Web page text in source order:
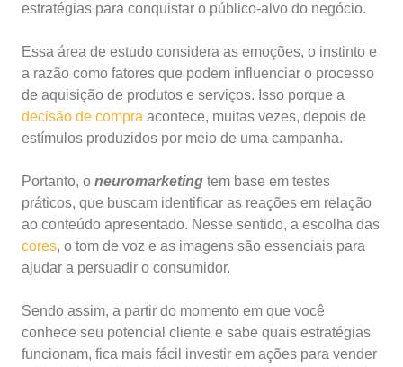
estratégias para conquistar o público-alvo do negócio.
Essa área de estudo considera as emoções, o instinto e
a razão como fatores que podem influenciar o processo
de aquisição de produtos e serviços. Isso porque a
decisão de compra acontece, muitas vezes, depois de
estímulos produzidos por meio de uma campanha.
Portanto, o neuromarketing tem base em testes
práticos, que buscam identificar as reações em relação
ao conteúdo apresentado. Nesse sentido, a escolha das
cores, o tom de voz e as imagens são essenciais para
ajudar a persuadir o consumidor.
Sendo assim, a partir do momento em que você
conhece seu potencial cliente e sabe quais estratégias
funcionam, fica mais fácil investir em ações para vender